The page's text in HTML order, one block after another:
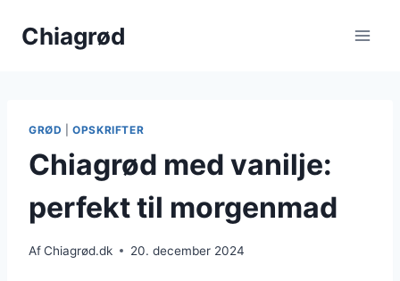
Chiagrød
GRØD |OPSKRIFTER
Chiagrød med vanilje:
perfekt til morgenmad
AfChiagrød.dk 20. december 2024